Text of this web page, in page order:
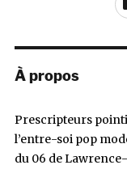
À propos
Prescripteurs
l’entre-soi pop
du 06 de